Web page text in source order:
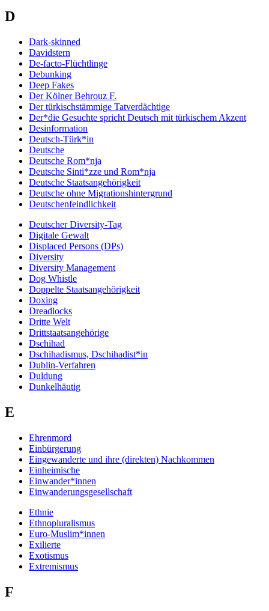
D
Dark-skinned
Davidstern
De-facto-Flüchtlinge
Debunking
Deep Fakes
Der Kölner Behrouz F.
Der türkischstämmige Tatverdächtige
Der*die Gesuchte spricht Deutsch mit türkischem Akzent
Desinformation
Deutsch-Türk*in
Deutsche
Deutsche Rom*nja
Deutsche Sinti*zze und Rom*nja
Deutsche Staatsangehörigkeit
Deutsche ohne Migrationshintergrund
Deutschenfeindlichkeit
Deutscher Diversity-Tag
Digitale Gewalt
Displaced Persons (DPs)
Diversity
Diversity Management
Dog Whistle
Doppelte Staatsangehörigkeit
Doxing
Dreadlocks
Dritte Welt
Drittstaatsangehörige
Dschihad
Dschihadismus, Dschihadist*in
Dublin-Verfahren
Duldung
Dunkelhäutig
E
Ehrenmord
Einbürgerung
Eingewanderte und ihre (direkten) Nachkommen
Einheimische
Einwander*innen
Einwanderungsgesellschaft
Ethnie
Ethnopluralismus
Euro-Muslim*innen
Exilierte
Exotismus
Extremismus
F